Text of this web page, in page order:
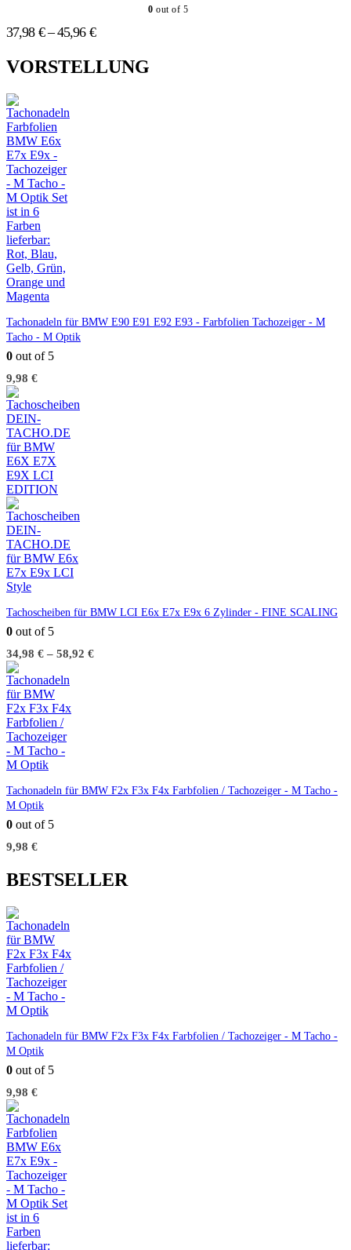
Die
können
auf
Produktseite
gewählt
werden
Die
können
auf
Produktseite
gewählt
werden
0 out of 5
37,98 €–45,96 €
VORSTELLUNG
Tachonadeln für BMW E90 E91 E92 E93 - Farbfolien Tachozeiger - M
Tacho - M Optik
0 out of 5
9,98 €
Tachoscheiben für BMW LCI E6x E7x E9x 6 Zylinder - FINE SCALING
0 out of 5
34,98 € – 58,92 €
Tachonadeln für BMW F2x F3x F4x Farbfolien / Tachozeiger - M Tacho -
M Optik
0 out of 5
9,98 €
BESTSELLER
Tachonadeln für BMW F2x F3x F4x Farbfolien / Tachozeiger - M Tacho -
M Optik
0 out of 5
9,98 €